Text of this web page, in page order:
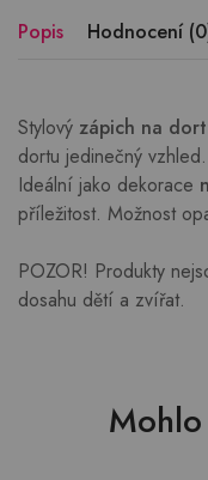
Popis Hodnocení
Stylový zápich na dort
dortu jedinečný vzhled.
Ideální jako dekorace
příležitost. Možnost
POZOR! Produkty
dosahu dětí a zvířat.